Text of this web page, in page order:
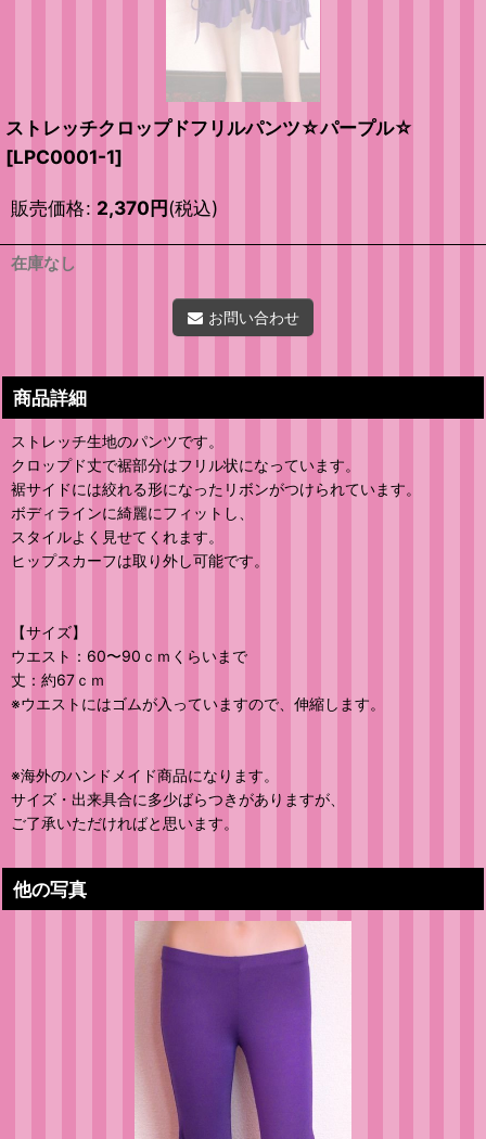
ストレッチクロップドフリルパンツ☆パープル☆
[LPC0001-1]
販売価格: 2,370円(税込)
在庫なし
お問い合わせ
商品詳細
ストレッチ生地のパンツです。
クロップド丈で裾部分はフリル状になっています。
裾サイドには絞れる形になったリボンがつけられています。
ボディラインに綺麗にフィットし、
スタイルよく見せてくれます。
ヒップスカーフは取り外し可能です。
【サイズ】
ウエスト：60〜90ｃｍくらいまで
丈：約67ｃｍ
※ウエストにはゴムが入っていますので、伸縮します。
※海外のハンドメイド商品になります。
サイズ・出来具合に多少ばらつきがありますが、
ご了承いただければと思います。
他の写真